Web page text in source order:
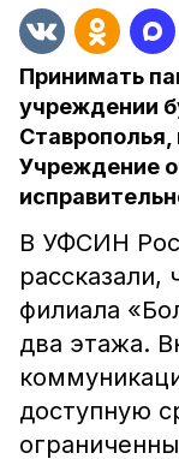
Принимать
учреждении
Ставрополья,
Учреждение
В УФСИН
рассказали,
филиала
два этажа.
доступную